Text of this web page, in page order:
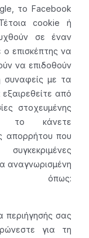
το Facebook
cookie ή
σε έναν
επισκέπτης να
να επιδοθούν
συναφείς με τα
από
στοχευμένης
το κάνετε
απορρήτου που
αναγνωρισμένη
όπως:
περιήγησής σας
για τη